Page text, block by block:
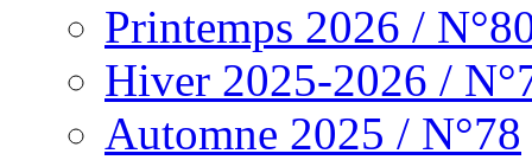
Printemps 2026 /
Hiver 2025-2026 /
Automne 2025 / N°78